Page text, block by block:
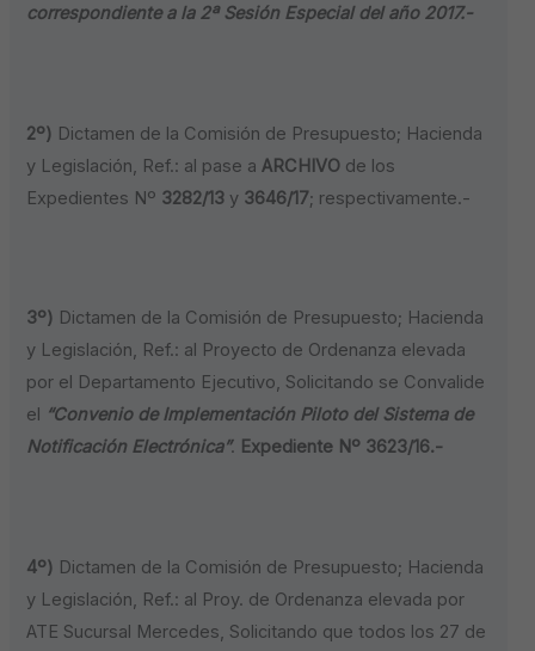
correspondiente a la 2ª Sesión Especial del año 2017.-
2º) Dictamen de la Comisión de Presupuesto; Hacienda
y Legislación, Ref.: al pase aARCHIVO de los
Expedientes Nº 3282/13 y 3646/17; respectivamente.-
3º) Dictamen de la Comisión de Presupuesto; Hacienda
y Legislación, Ref.: al Proyecto de Ordenanza elevada
por el Departamento Ejecutivo, Solicitando se Convalide
el “Convenio de Implementación Piloto del Sistema de
Notificación Electrónica”. Expediente Nº 3623/16.-
4º) Dictamen de la Comisión de Presupuesto; Hacienda
y Legislación, Ref.: al Proy. de Ordenanza elevada por
ATE Sucursal Mercedes, Solicitando que todos los 27 de